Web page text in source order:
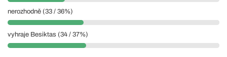
nerozhodně (33 / 36%)
vyhraje Besiktas (34 / 37%)